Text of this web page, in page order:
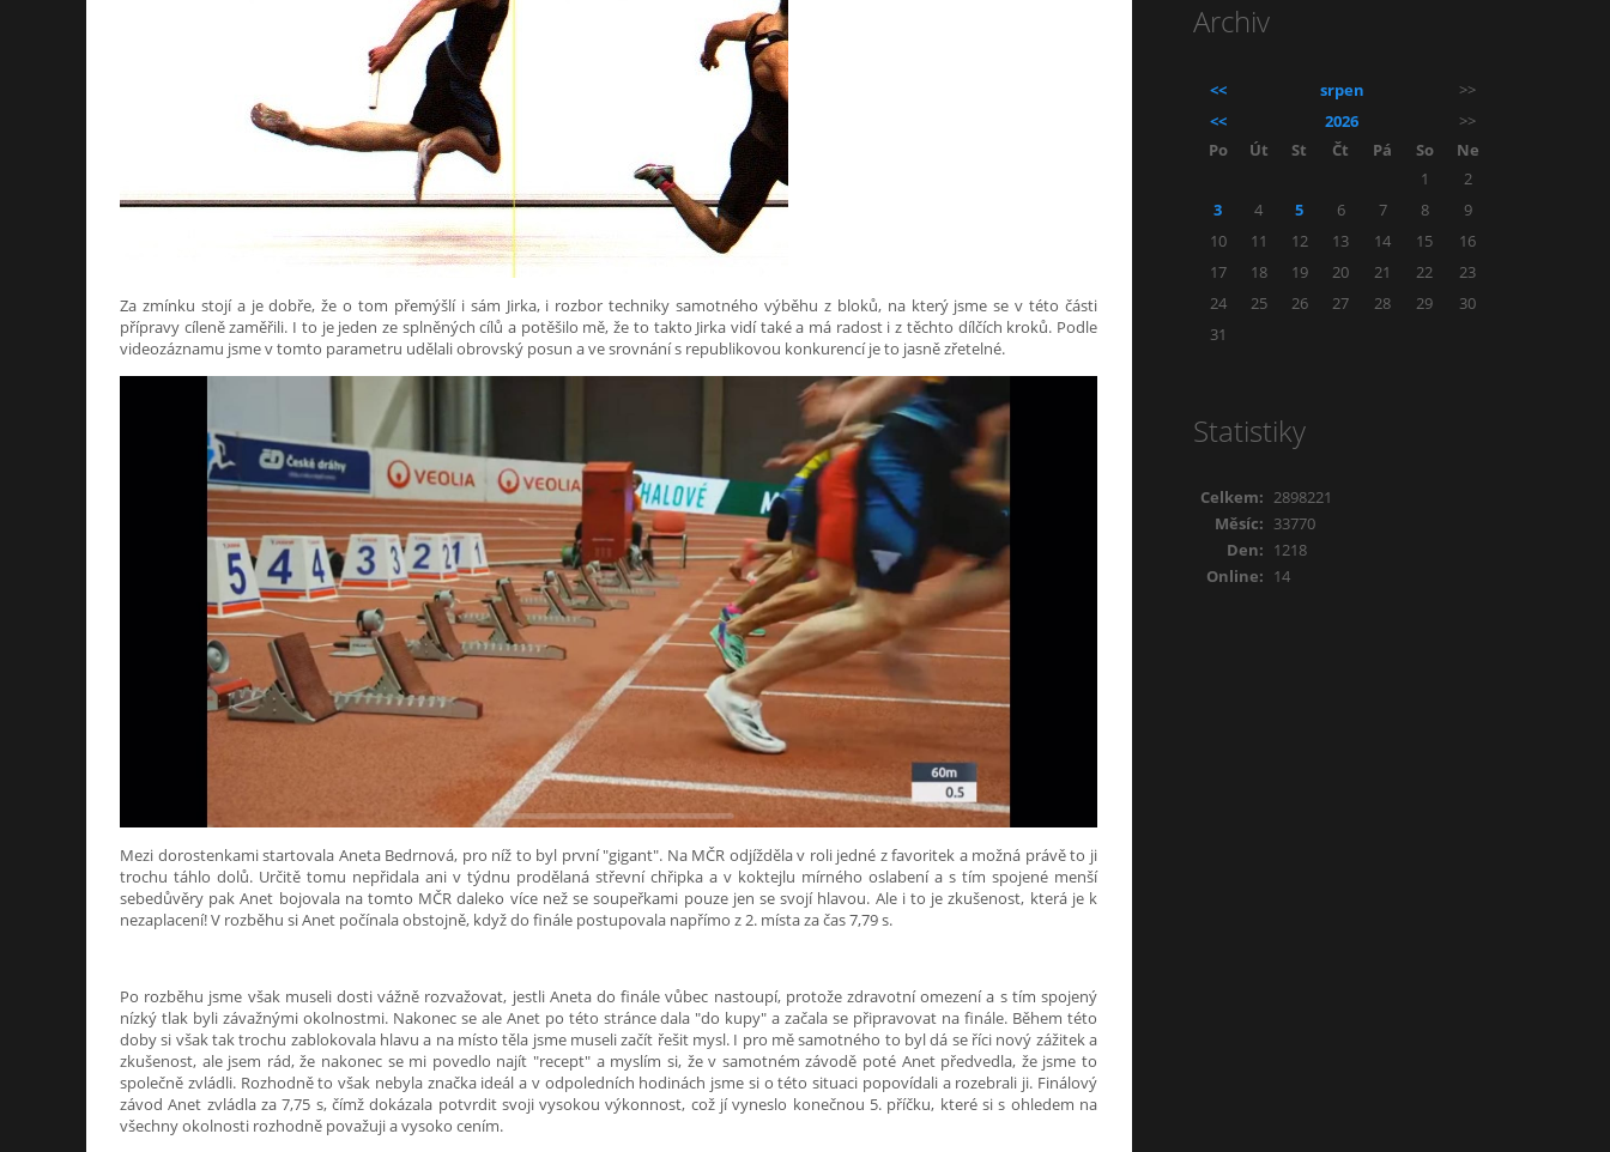
Za zmínku stojí a je dobře, že o tom přemýšlí i sám Jirka, i rozbor techniky samotného výběhu z bloků, na který jsme se v této části
přípravy cíleně zaměřili. I to je jeden ze splněných cílů a potěšilo mě, že to takto Jirka vidí také a má radost i z těchto dílčích kroků. Podle
videozáznamu jsme v tomto parametru udělali obrovský posun a ve srovnání s republikovou konkurencí je to jasně zřetelné.
Mezi dorostenkami startovala Aneta Bedrnová, pro níž to byl první "gigant". Na MČR odjížděla v roli jedné z favoritek a možná právě to ji
trochu táhlo dolů. Určitě tomu nepřidala ani v týdnu prodělaná střevní chřipka a v koktejlu mírného oslabení a s tím spojené menší
sebedůvěry pak Anet bojovala na tomto MČR daleko více než se soupeřkami pouze jen se svojí hlavou. Ale i to je zkušenost, která je k
nezaplacení! V rozběhu si Anet počínala obstojně, když do finále postupovala napřímo z 2. místa za čas 7,79 s.
Po rozběhu jsme však museli dosti vážně rozvažovat, jestli Aneta do finále vůbec nastoupí, protože zdravotní omezení a s tím spojený
nízký tlak byli závažnými okolnostmi. Nakonec se ale Anet po této stránce dala "do kupy" a začala se připravovat na finále. Během této
doby si však tak trochu zablokovala hlavu a na místo těla jsme museli začít řešit mysl. I pro mě samotného to byl dá se říci nový zážitek a
zkušenost, ale jsem rád, že nakonec se mi povedlo najít "recept" a myslím si, že v samotném závodě poté Anet předvedla, že jsme to
společně zvládli. Rozhodně to však nebyla značka ideál a v odpoledních hodinách jsme si o této situaci popovídali a rozebrali ji. Finálový
závod Anet zvládla za 7,75 s, čímž dokázala potvrdit svoji vysokou výkonnost, což jí vyneslo konečnou 5. příčku, které si s ohledem na
všechny okolnosti rozhodně považuji a vysoko cením.
Archiv
<< srpen
>>
<<
2026
>>
Po
Út St Čt Pá So
Ne
1
2
3
4 5 6 7 8
9
10
11 12 13 14 15
16
17
18 19 20 21 22
23
24
25 26 27 28 29
30
31
Statistiky
Online: 14
Celkem: 2898221
Měsíc: 33770
Den: 1218